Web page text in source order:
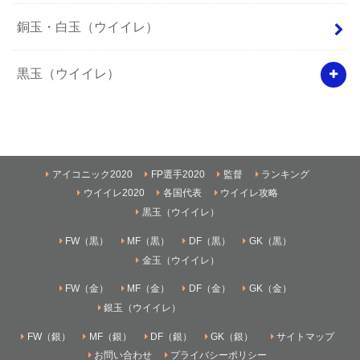
銅玉・白玉（ウイイレ）
黒玉（ウイイレ）
アイコニック2020 FP選手2020 監督
ランキング
ウイイレ2020
各国代表
ウイイレ攻略
黒玉（ウイイレ）
FW（黒） MF（黒） DF（黒）
GK（黒）
金玉（ウイイレ）
FW（金） MF（金） DF（金）
GK（金）
銀玉（ウイイレ）
FW（銀） MF（銀） DF（銀） GK（銀）
サイトマップ
お問い合わせ
プライバシーポリシー